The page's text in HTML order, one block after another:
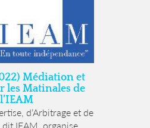
Médiation et
les Matinales de
l’IEAM
d’Arbitrage et de
IEAM, organise